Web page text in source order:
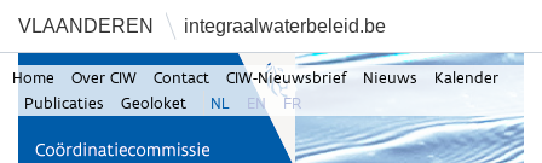
VLAANDEREN integraalwaterbeleid.be
Home Over CIW Contact CIW-Nieuwsbrief Nieuws
Kalender
Publicaties
Geoloket NL EN FR